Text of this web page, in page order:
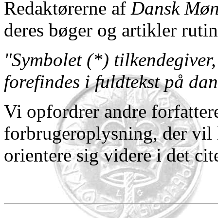
Redaktørerne af Dansk
deres bøger og artikler
"Symbolet (*)
forefindes i fuldtekst på
Vi opfordrer andre
forbrugeroplysning, der vil
orientere sig videre i det